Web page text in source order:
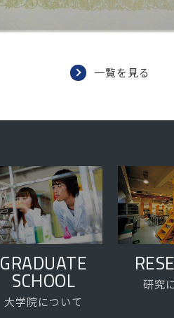
一覧を見る
GRADUATE
SCHOOL
大学院について
研究